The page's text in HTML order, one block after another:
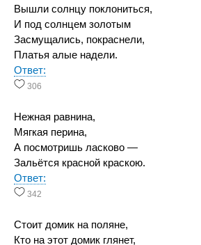
Вышли солнцу поклониться,
И под солнцем золотым
Засмущались, покраснели,
Платья алые надели.
Ответ:
306
Нежная равнина,
Мягкая перина,
А посмотришь ласково —
Зальётся красной краскою.
Ответ:
342
Стоит домик на поляне,
Кто на этот домик глянет,